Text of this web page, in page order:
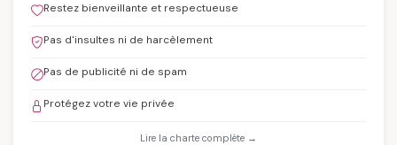
Restez bienveillante et respectueuse
Pas d'insultes ni de harcèlement
Pas de publicité ni de spam
Protégez votre vie privée
Lire la charte complète →